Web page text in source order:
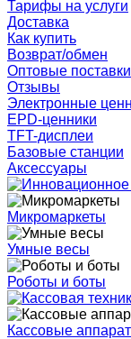
Тарифы на услуги
Доставка
Как купить
Возврат/обмен
Оптовые поставки
Отзывы
Электронные
EPD-ценники
TFT-дисплеи
Базовые станции
Аксессуары
Микромаркеты
Умные весы
Роботы и боты
Кассовые